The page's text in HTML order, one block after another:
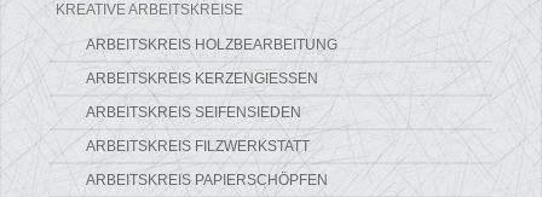
KREATIVE ARBEITSKREISE
ARBEITSKREIS HOLZBEARBEITUNG
ARBEITSKREIS KERZENGIESSEN
ARBEITSKREIS SEIFENSIEDEN
ARBEITSKREIS FILZWERKSTATT
ARBEITSKREIS PAPIERSCHÖPFEN